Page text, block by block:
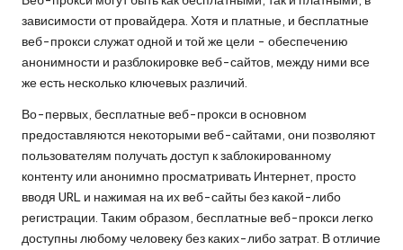
зависимости от провайдера. Хотя и платные, и бесплатные
веб-прокси служат одной и той же цели - обеспечению
анонимности и разблокировке веб-сайтов, между ними все
же есть несколько ключевых различий.
Во-первых, бесплатные веб-прокси в основном
предоставляются некоторыми веб-сайтами, они позволяют
пользователям получать доступ к заблокированному
контенту или анонимно просматривать Интернет, просто
вводя URL и нажимая на их веб-сайты без какой-либо
регистрации. Таким образом, бесплатные веб-прокси легко
доступны любому человеку без каких-либо затрат. В отличие